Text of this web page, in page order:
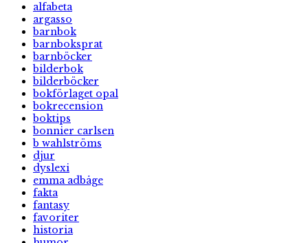
alfabeta
argasso
barnbok
barnboksprat
barnböcker
bilderbok
bilderböcker
bokförlaget opal
bokrecension
boktips
bonnier carlsen
b wahlströms
djur
dyslexi
emma adbåge
fakta
fantasy
favoriter
historia